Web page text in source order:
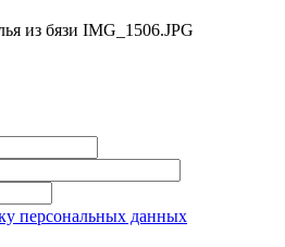
из бязи IMG_1506.JPG
персональных данных